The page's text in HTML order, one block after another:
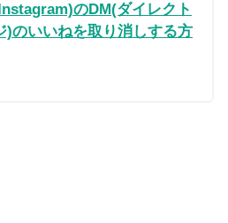
のDM(ダイレクト
)のいいねを取り消しする方